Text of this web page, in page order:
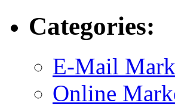
Categories:
E-Mail
Online